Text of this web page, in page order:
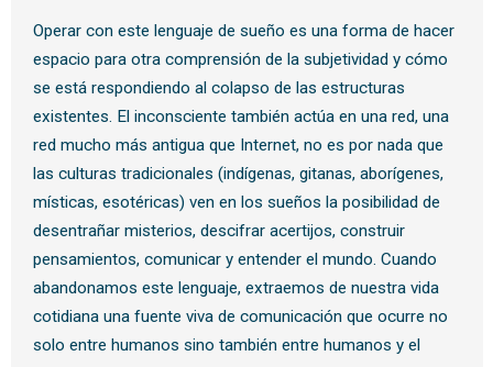
Operar con este lenguaje de sueño es una forma de hacer
espacio para otra comprensión de la subjetividad y cómo
se está respondiendo al colapso de las estructuras
existentes. El inconsciente también actúa en una red, una
red mucho más antigua que Internet, no es por nada que
las culturas tradicionales (indígenas, gitanas, aborígenes,
místicas, esotéricas) ven en los sueños la posibilidad de
desentrañar misterios, descifrar acertijos, construir
pensamientos, comunicar y entender el mundo. Cuando
abandonamos este lenguaje, extraemos de nuestra vida
cotidiana una fuente viva de comunicación que ocurre no
solo entre humanos sino también entre humanos y el